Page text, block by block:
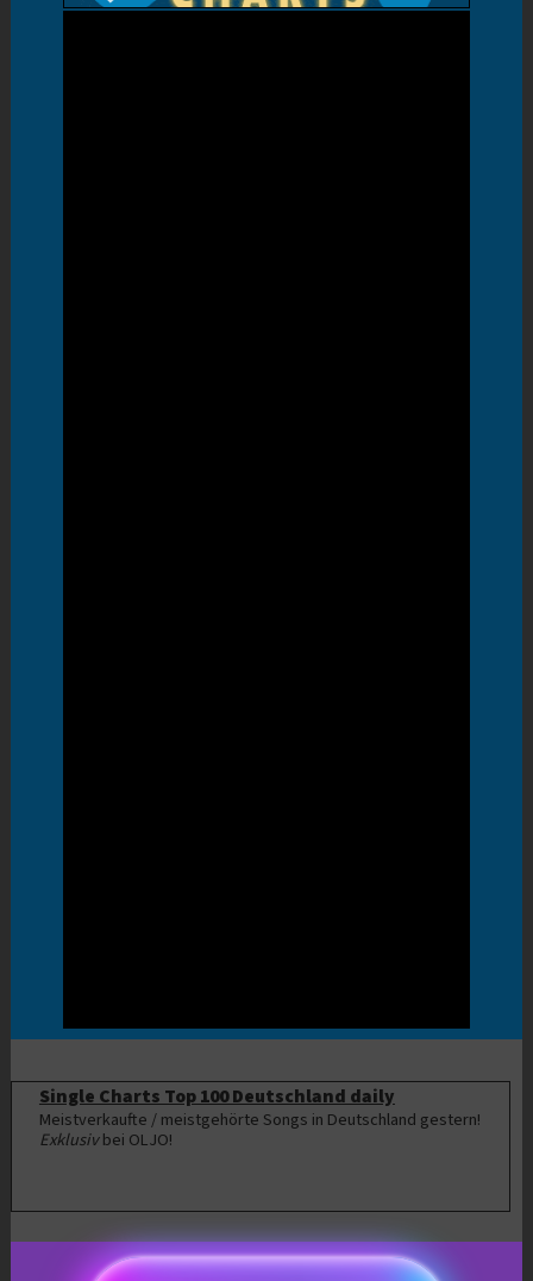
Single Charts Top 100 Deutschland daily
Meistverkaufte / meistgehörte Songs in Deutschland gestern!
Exklusivbei OLJO!